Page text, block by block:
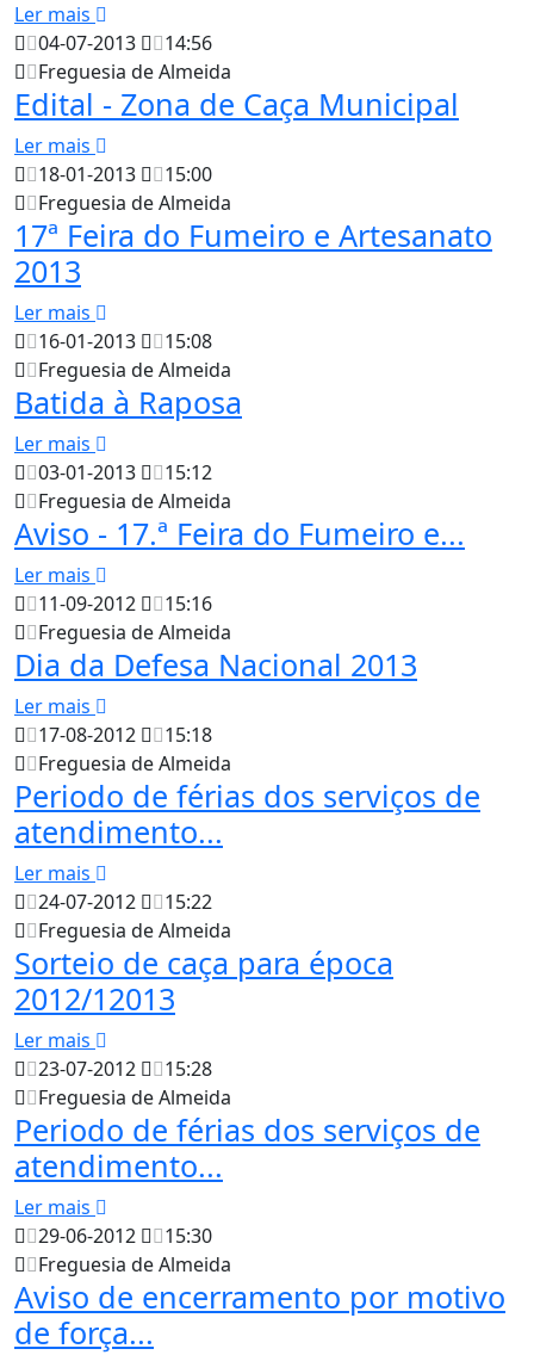
Ler mais
04-07-2013
14:56
Freguesia de Almeida
Edital - Zona de Caça Municipal
Ler mais
18-01-2013
15:00
Freguesia de Almeida
17ª Feira do Fumeiro e Artesanato
2013
Ler mais
16-01-2013
15:08
Freguesia de Almeida
Batida à Raposa
Ler mais
03-01-2013
15:12
Freguesia de Almeida
Aviso - 17.ª Feira do Fumeiro e...
Ler mais
11-09-2012
15:16
Freguesia de Almeida
Dia da Defesa Nacional 2013
Ler mais
17-08-2012
15:18
Freguesia de Almeida
Periodo de férias dos serviços de
atendimento...
Ler mais
24-07-2012
15:22
Freguesia de Almeida
Sorteio de caça para época
2012/12013
Ler mais
23-07-2012
15:28
Freguesia de Almeida
Periodo de férias dos serviços de
atendimento...
Ler mais
29-06-2012
15:30
Freguesia de Almeida
Aviso de encerramento por motivo
de força...